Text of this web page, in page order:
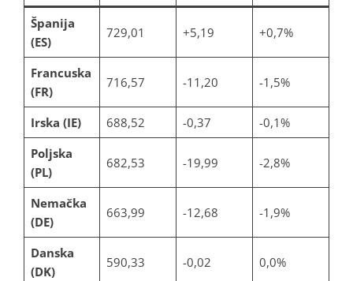
Španija
(ES)
729,01 +5,19 +0,7%
Francuska
(FR)
716,57 -11,20 -1,5%
Irska (IE) 688,52 -0,37
-0,1%
Poljska
(PL)
682,53 -19,99 -2,8%
Nemačka
(DE)
663,99 -12,68 -1,9%
Danska
(DK)
590,33 -0,02 0,0%